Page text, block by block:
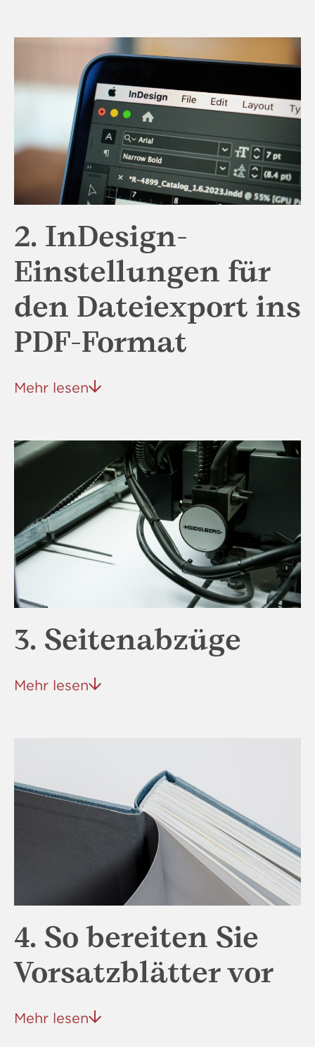
2. InDesign-
Einstellungen für
den Dateiexport ins
PDF-Format
Mehr lesen
3. Seitenabzüge
Mehr lesen
4. So bereiten Sie
Vorsatzblätter vor
Mehr lesen